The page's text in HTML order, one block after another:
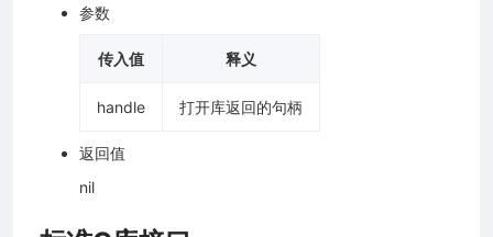
参数
传入值 释义
handle 打开库返回的句柄
返回值
nil